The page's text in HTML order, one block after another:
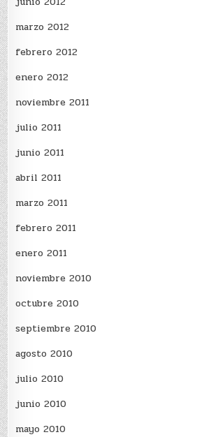
marzo 2012
febrero 2012
enero 2012
noviembre 2011
julio 2011
junio 2011
abril 2011
marzo 2011
febrero 2011
enero 2011
noviembre 2010
octubre 2010
septiembre 2010
agosto 2010
julio 2010
junio 2010
mayo 2010